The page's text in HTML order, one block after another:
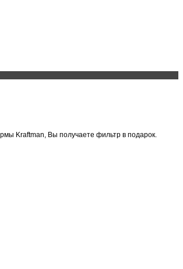
Kraftman, Вы получаете фильтр в подарок.